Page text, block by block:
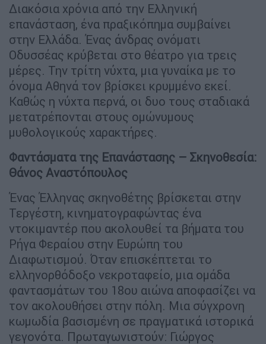
Διακόσια χρόνια από την Ελληνική
επανάσταση, ένα πραξικόπημα συμβαίνει
στην Ελλάδα. Ένας άνδρας ονόματι
Οδυσσέας κρύβεται στο θέατρο για τρεις
μέρες. Την τρίτη νύχτα, μια γυναίκα με το
όνομα Αθηνά τον βρίσκει κρυμμένο εκεί.
Καθώς η νύχτα περνά, οι δυο τους σταδιακά
μετατρέπονται στους ομώνυμους
μυθολογικούς χαρακτήρες.
Φαντάσματα της Επανάστασης – Σκηνοθεσία:
Θάνος Αναστόπουλος
Ένας Έλληνας σκηνοθέτης βρίσκεται στην
Τεργέστη, κινηματογραφώντας ένα
ντοκιμαντέρ που ακολουθεί τα βήματα του
Ρήγα Φεραίου στην Ευρώπη του
Διαφωτισμού. Όταν επισκέπτεται το
ελληνορθόδοξο νεκροταφείο, μια ομάδα
φαντασμάτων του 18ου αιώνα αποφασίζει να
τον ακολουθήσει στην πόλη. Μια σύγχρονη
κωμωδία βασισμένη σε πραγματικά ιστορικά
γεγονότα. Πρωταγωνιστούν: Γιώργος